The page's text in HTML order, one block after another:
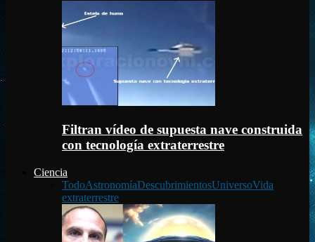
Filtran vídeo de supuesta nave construida
con tecnología extraterrestre
Ciencia
TodoAstronomíaDescubrimientosUniversoVida
extraterrestre